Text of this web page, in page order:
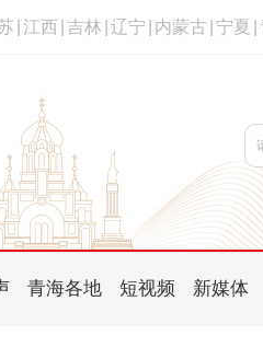
江西 吉林 辽宁 内蒙古 宁夏
青海各地 短视频 新媒体